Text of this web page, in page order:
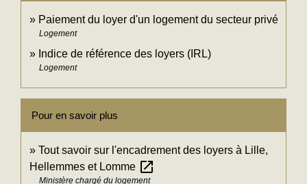
Paiement du loyer d'un logement du secteur privé
Logement
Indice de référence des loyers (IRL)
Logement
Pour en savoir plus
Tout savoir sur l'encadrement des loyers à Lille,
Hellemmes et Lomme open_in_new
Ministère chargé du logement